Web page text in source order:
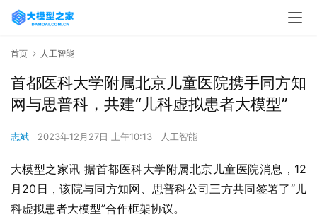
首页 人工智能
首都医科大学附属北京儿童医院携手同方知
网与思普科，共建“儿科虚拟患者大模型”
志斌 2023年12月27日 上午10:13 人工智能
大模型之家讯 据首都医科大学附属北京儿童医院消息，12
月20日，该院与同方知网、思普科公司三方共同签署了“儿
科虚拟患者大模型”合作框架协议。